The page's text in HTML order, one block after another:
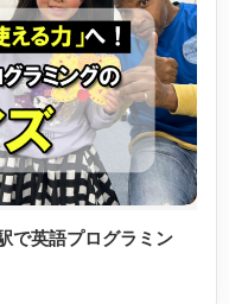
で英語プログラミン